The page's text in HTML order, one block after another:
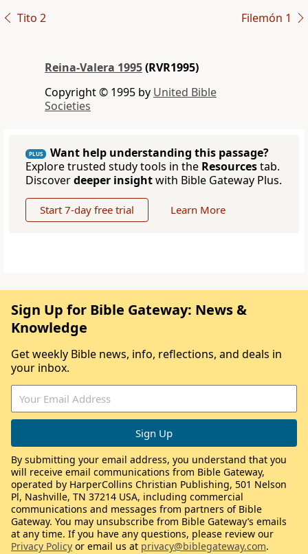
Tito 2 Filemón 1
Reina-Valera 1995(RVR1995)
Copyright © 1995 by United Bible
Societies
PLUS
Want help understanding this passage?
Explore trusted study tools in the Resourcestab.
Discoverdeeper insightwith Bible Gateway Plus.
Start 7-day free trial Learn More
Sign Up for Bible Gateway: News &
Knowledge
Get weekly Bible news, info, reflections, and deals in
your inbox.
By submitting your email address, you understand that you
will receive email communications from Bible Gateway,
operated by HarperCollins Christian Publishing, 501 Nelson
Pl, Nashville, TN 37214 USA, including commercial
communications and messages from partners of Bible
Gateway. You may unsubscribe from Bible Gateway’s emails
at any time. If you have any questions, please review our
Privacy Policy or email us at privacy@biblegateway.com.